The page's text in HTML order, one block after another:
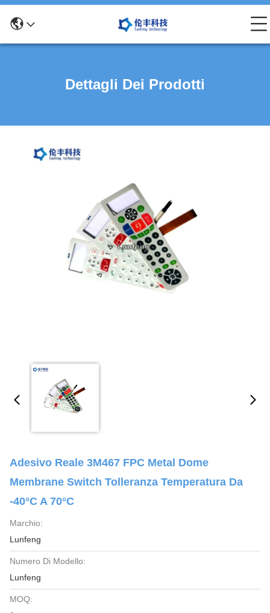
Dettagli Dei Prodotti
Adesivo Reale 3M467 FPC Metal Dome
Membrane Switch Tolleranza Temperatura Da
-40°C A 70°C
Marchio:
Lunfeng
Numero Di Modello:
Lunfeng
MOQ: